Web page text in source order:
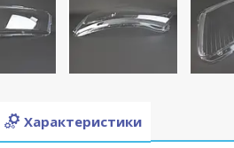
Характеристики